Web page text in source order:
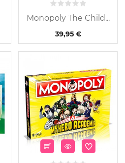
Monopoly The Child...
39,95 €